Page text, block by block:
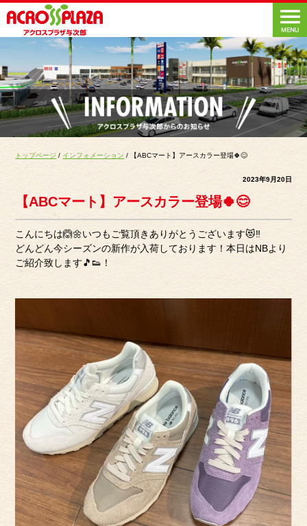
トップページ / インフォメーション / 【ABCマート】アースカラー登場🍀😊
2023年9月20日
【ABCマート】アースカラー登場🍀😊
こんにちは🙆🌼いつもご覧頂きありがとうございます😻‼︎
どんどん今シーズンの新作が入荷しております！本日はNBより
ご紹介致します🎵👟！